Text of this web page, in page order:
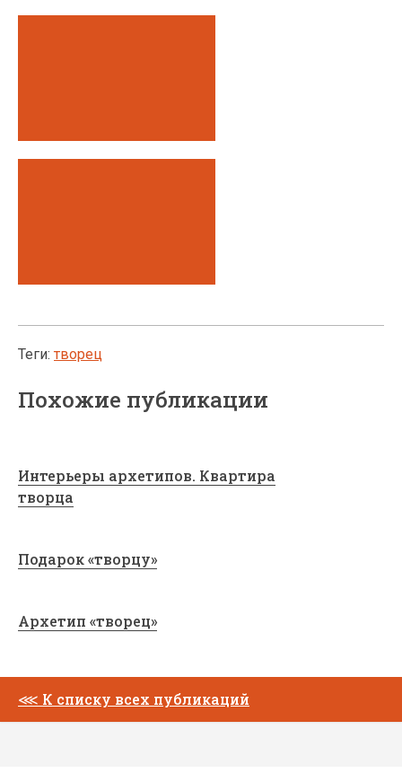
Теги: творец
Похожие публикации
Интерьеры архетипов. Квартира
творца
Подарок «творцу»
Архетип «творец»
⋘ К списку всех публикаций